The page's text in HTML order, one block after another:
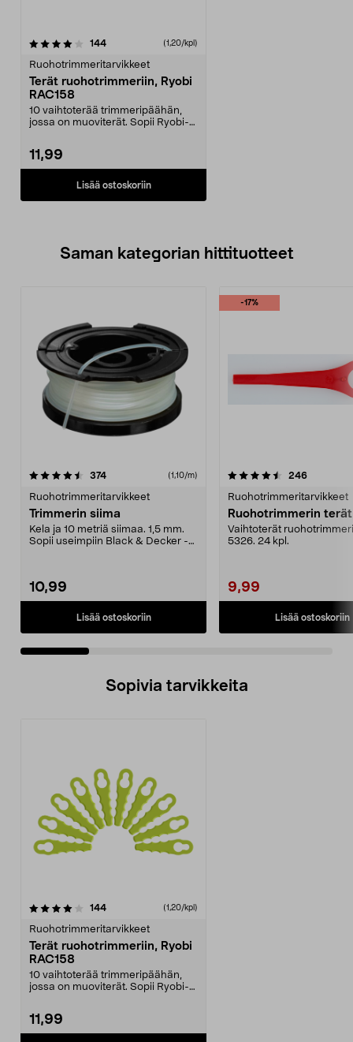
144arvostelut (1,20/kpl)
Ruohotrimmeritarvikkeet
Terät ruohotrimmeriin, Ryobi
RAC158
10 vaihtoterää trimmeripäähän,
jossa on muoviterät. Sopii Ryobi-
11,99
Lisää ostoskoriin
Saman kategorian hittituotteet
374arvostelut (1,10/m)
Ruohotrimmeritarvikkeet
Trimmerin siima
Kela ja 10 metriä siimaa. 1,5 mm.
Sopii useimpiin Black & Decker -
10,99
Lisää ostoskoriin
-17%
4.5 viidestä
246arvostelut
Ruohotrimmeritarvikkeet
Vaihtoterät
5326. 24 kpl.
9,99
Lisää ostoskoriin
4.0 viidestä
Sopivia tarvikkeita
144arvostelut (1,20/kpl)
Ruohotrimmeritarvikkeet
Terät ruohotrimmeriin, Ryobi
RAC158
10 vaihtoterää trimmeripäähän,
jossa on muoviterät. Sopii Ryobi-
11,99